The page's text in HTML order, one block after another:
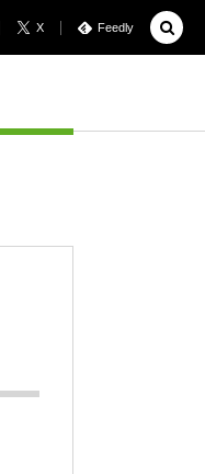
X Feedly